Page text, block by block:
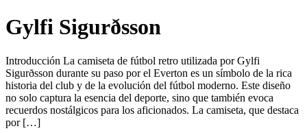
Gylfi Sigurðsson
Introducción La camiseta de fútbol retro utilizada por Gylfi
Sigurðsson durante su paso por el Everton es un símbolo de la rica
historia del club y de la evolución del fútbol moderno. Este diseño
no solo captura la esencia del deporte, sino que también evoca
recuerdos nostálgicos para los aficionados. La camiseta, que destaca
por […]